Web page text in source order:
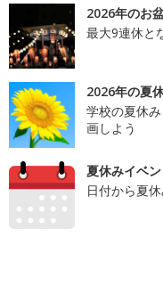
2026年のお
最大9連休と
2026年の夏
学校の夏休
画しよう
夏休みイベ
日付から夏